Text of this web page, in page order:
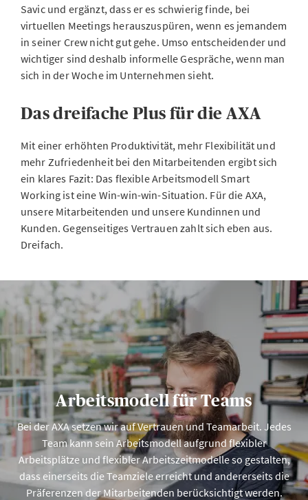
Savic und ergänzt, dass er es schwierig finde, bei
virtuellen Meetings herauszuspüren, wenn es jemandem
in seiner Crew nicht gut gehe. Umso entscheidender und
wichtiger sind deshalb informelle Gespräche, wenn man
sich in der Woche im Unternehmen sieht.
Das dreifache Plus für die AXA
Mit einer erhöhten Produktivität, mehr Flexibilität und
mehr Zufriedenheit bei den Mitarbeitenden ergibt sich
ein klares Fazit: Das flexible Arbeitsmodell Smart
Working ist eine Win-win-win-Situation. Für die AXA,
unsere Mitarbeitenden und unsere Kundinnen und
Kunden. Gegenseitiges Vertrauen zahlt sich eben aus.
Dreifach.
Arbeitsmodell für Teams
Bei der AXA setzen wir auf Vertrauen und Teamarbeit. Jedes
Team kann sein Arbeitsmodell aufgrund flexibler
Arbeitsplätze und flexibler Arbeitszeitmodelle so gestalten,
dass einerseits die Teamziele erreicht und andererseits die
Präferenzen der Mitarbeitenden berücksichtigt werden.